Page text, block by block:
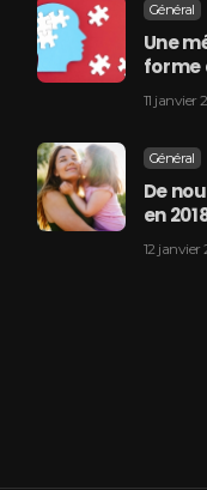
Général
Une
forme
11 janvier
Général
De
en
12 janvier